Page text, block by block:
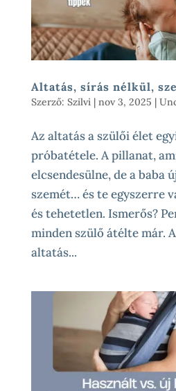
Altatás, sírás nélkül,
Szerző: Szilvi| nov 3, 2025 |
Az altatás a szülői élet
próbatétele. A pillanat,
elcsendesülne, de a baba
szemét… és te egyszerre
és tehetetlen. Ismerős?
minden szülő átélte már.
altatás...